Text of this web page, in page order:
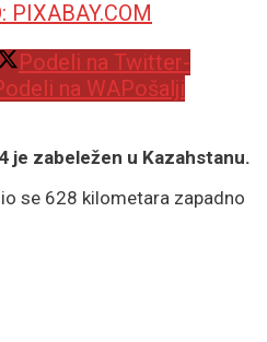
PIXABAY.COM
Podeli na Twitter-
na WAPošalji
je zabeležen u Kazahstanu.
se 628 kilometara zapadno